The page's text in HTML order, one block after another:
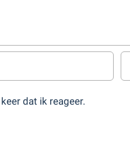
dat ik reageer.